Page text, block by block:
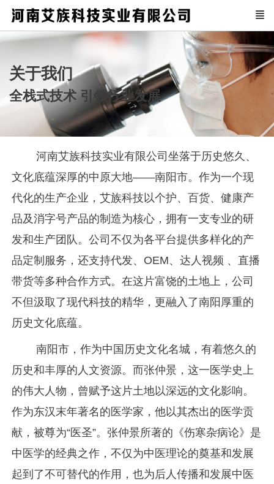
关于我们
全栈式技术 引领行业发展
河南艾族科技实业有限公司坐落于历史悠久、
文化底蕴深厚的中原大地——南阳市。作为一个现
代化的生产企业，艾族科技以个护、百货、健康产
品及消字号产品的制造为核心，拥有一支专业的研
发和生产团队。公司不仅为各平台提供多样化的产
品定制服务，还支持代发、OEM、达人视频 、直播
带货等多种合作方式。在这片富饶的土地上，公司
不但汲取了现代科技的精华，更融入了南阳厚重的
历史文化底蕴。
南阳市，作为中国历史文化名城，有着悠久的
历史和丰厚的人文资源。而张仲景，这一医学史上
的伟大人物，曾赋予这片土地以深远的文化影响。
作为东汉末年著名的医学家，他以其杰出的医学贡
献，被尊为“医圣”。张仲景所著的《伤寒杂病论》是
中医学的经典之作，不仅为中医理论的奠基和发展
起到了不可替代的作用，也为后人传播和发展中医